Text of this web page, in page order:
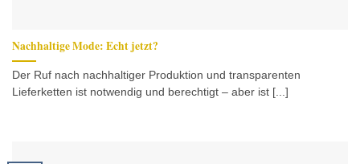
Nachhaltige Mode: Echt jetzt?
Der Ruf nach nachhaltiger Produktion und transparenten
Lieferketten ist notwendig und berechtigt – aber ist [...]